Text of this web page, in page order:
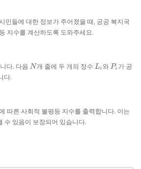
+
2
+
2
민들에 대한 정보가 주어졌을 때, 공공 복지국
지수를 계산하도록 도와주세요.
다. 다음 N
N개 줄에 두 개의 정수L_{i}
Li 와P_{i}
Pi 가 공
다.
따른 사회적 불평등 지수를 출력합니다. 이는
수 있음이 보장되어 있습니다.